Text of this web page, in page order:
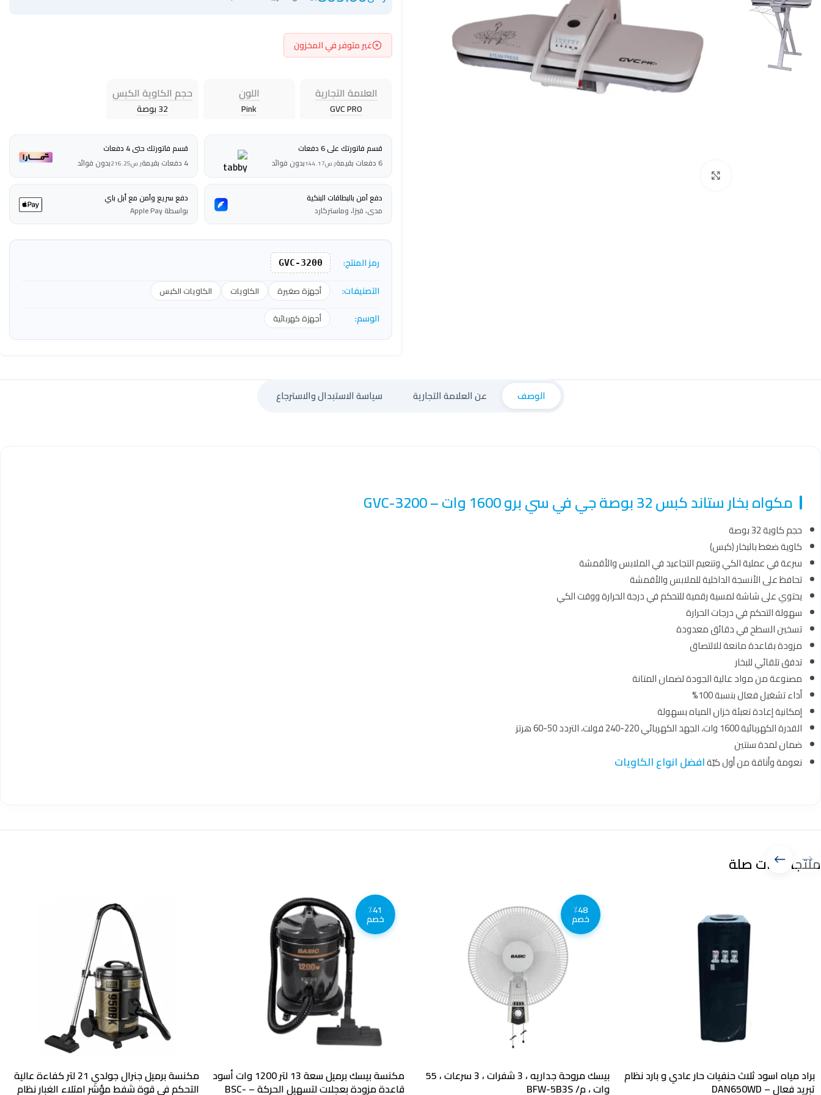
غير متوفر في المخزون
العلامة التجارية
GVC PRO
اللون
Pink
حجم الكاوية الكبس
32 بوصة
قسم فاتورتك على 6 دفعات
6 دفعات بقيمة
ر.س144.17بدون فوائد
قسم فاتورتك حتى 4 دفعات
4 دفعات بقيمة
ر.س216.25بدون فوائد
دفع آمن بالبطاقات البنكية
مدى، فيزا، وماستركارد
دفع سريع وآمن مع أبل باي
بواسطة Apple Pay
رمز المنتج: GVC-3200
التصنيفات: أجهزة صغيرة الكاويات الكاويات الكبس
الوسم: أجهزة كهربائية
الوصف عن العلامة التجارية سياسة الاستبدال والاسترجاع
مكواه بخار ستاند كبس 32 بوصة جي في سي برو 1600 وات – GVC-3200
حجم كاوية 32 بوصة
كاوية ضغط بالبخار (كبس)
سرعة في عملية الكي وتنعيم التجاعيد في الملابس والأقمشة
تحافظ على الأنسجة الداخلية للملابس والأقمشة
يحتوي على شاشة لمسية رقمية للتحكم في درجة الحرارة ووقت الكي
سهولة التحكم في درجات الحرارة
تسخين السطح في دقائق معدودة
مزودة بقاعدة مانعة للالتصاق
تدفق تلقائي للبخار
مصنوعة من مواد عالية الجودة لضمان المتانة
أداء تشغيل فعال بنسبة 100%
إمكانية إعادة تعبئة خزان المياه بسهولة
القدرة الكهربائية 1600 وات، الجهد الكهربائي 220-240 فولت، التردد 50-60 هرتز
ضمان لمدة سنتين
نعومة وأناقة من أول كيّةافضل انواع الكاويات
منتجات ذات صلة
براد مياه اسود ثلاث حنفيات حار عادي و بارد نظام
تبريد فعال – DAN650WD
٪48
خصم
بيسك مروحة جداريه ، 3 شفرات ، 3 سرعات ، 55
وات ، م/ BFW-5B3S
٪41
خصم
مكنسة بيسك برميل سعة 13 لتر 1200 وات أسود
قاعدة مزودة بعجلات لتسهيل الحركة – BSC-
مكنسة برميل جنرال جولدي 21 لتر كفاءة عالية
التحكم في قوة شفط مؤشر امتلاء الغبار نظام